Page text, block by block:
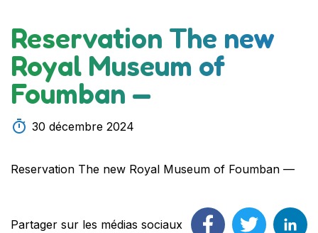
Reservation The new
Royal Museum of
Foumban —
30 décembre 2024
Reservation The new Royal Museum of Foumban —
Partager sur les médias sociaux